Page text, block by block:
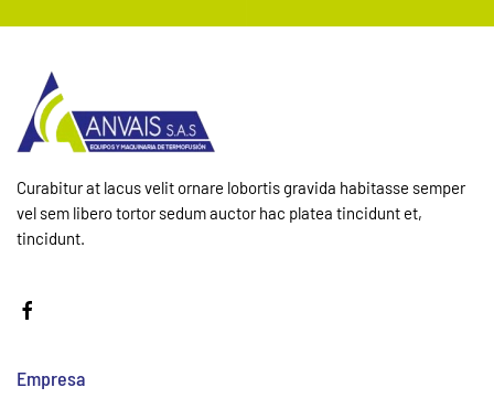
Curabitur at lacus velit ornare lobortis gravida habitasse semper
vel sem libero tortor sedum auctor hac platea tincidunt et,
tincidunt.
Empresa